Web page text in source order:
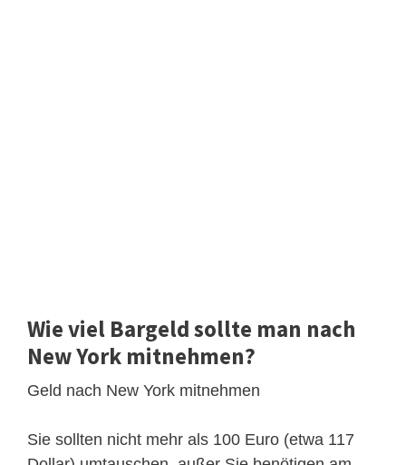
Wie viel Bargeld sollte man nach
New York mitnehmen?
Geld nach New York mitnehmen
Sie sollten nicht mehr als 100 Euro (etwa 117